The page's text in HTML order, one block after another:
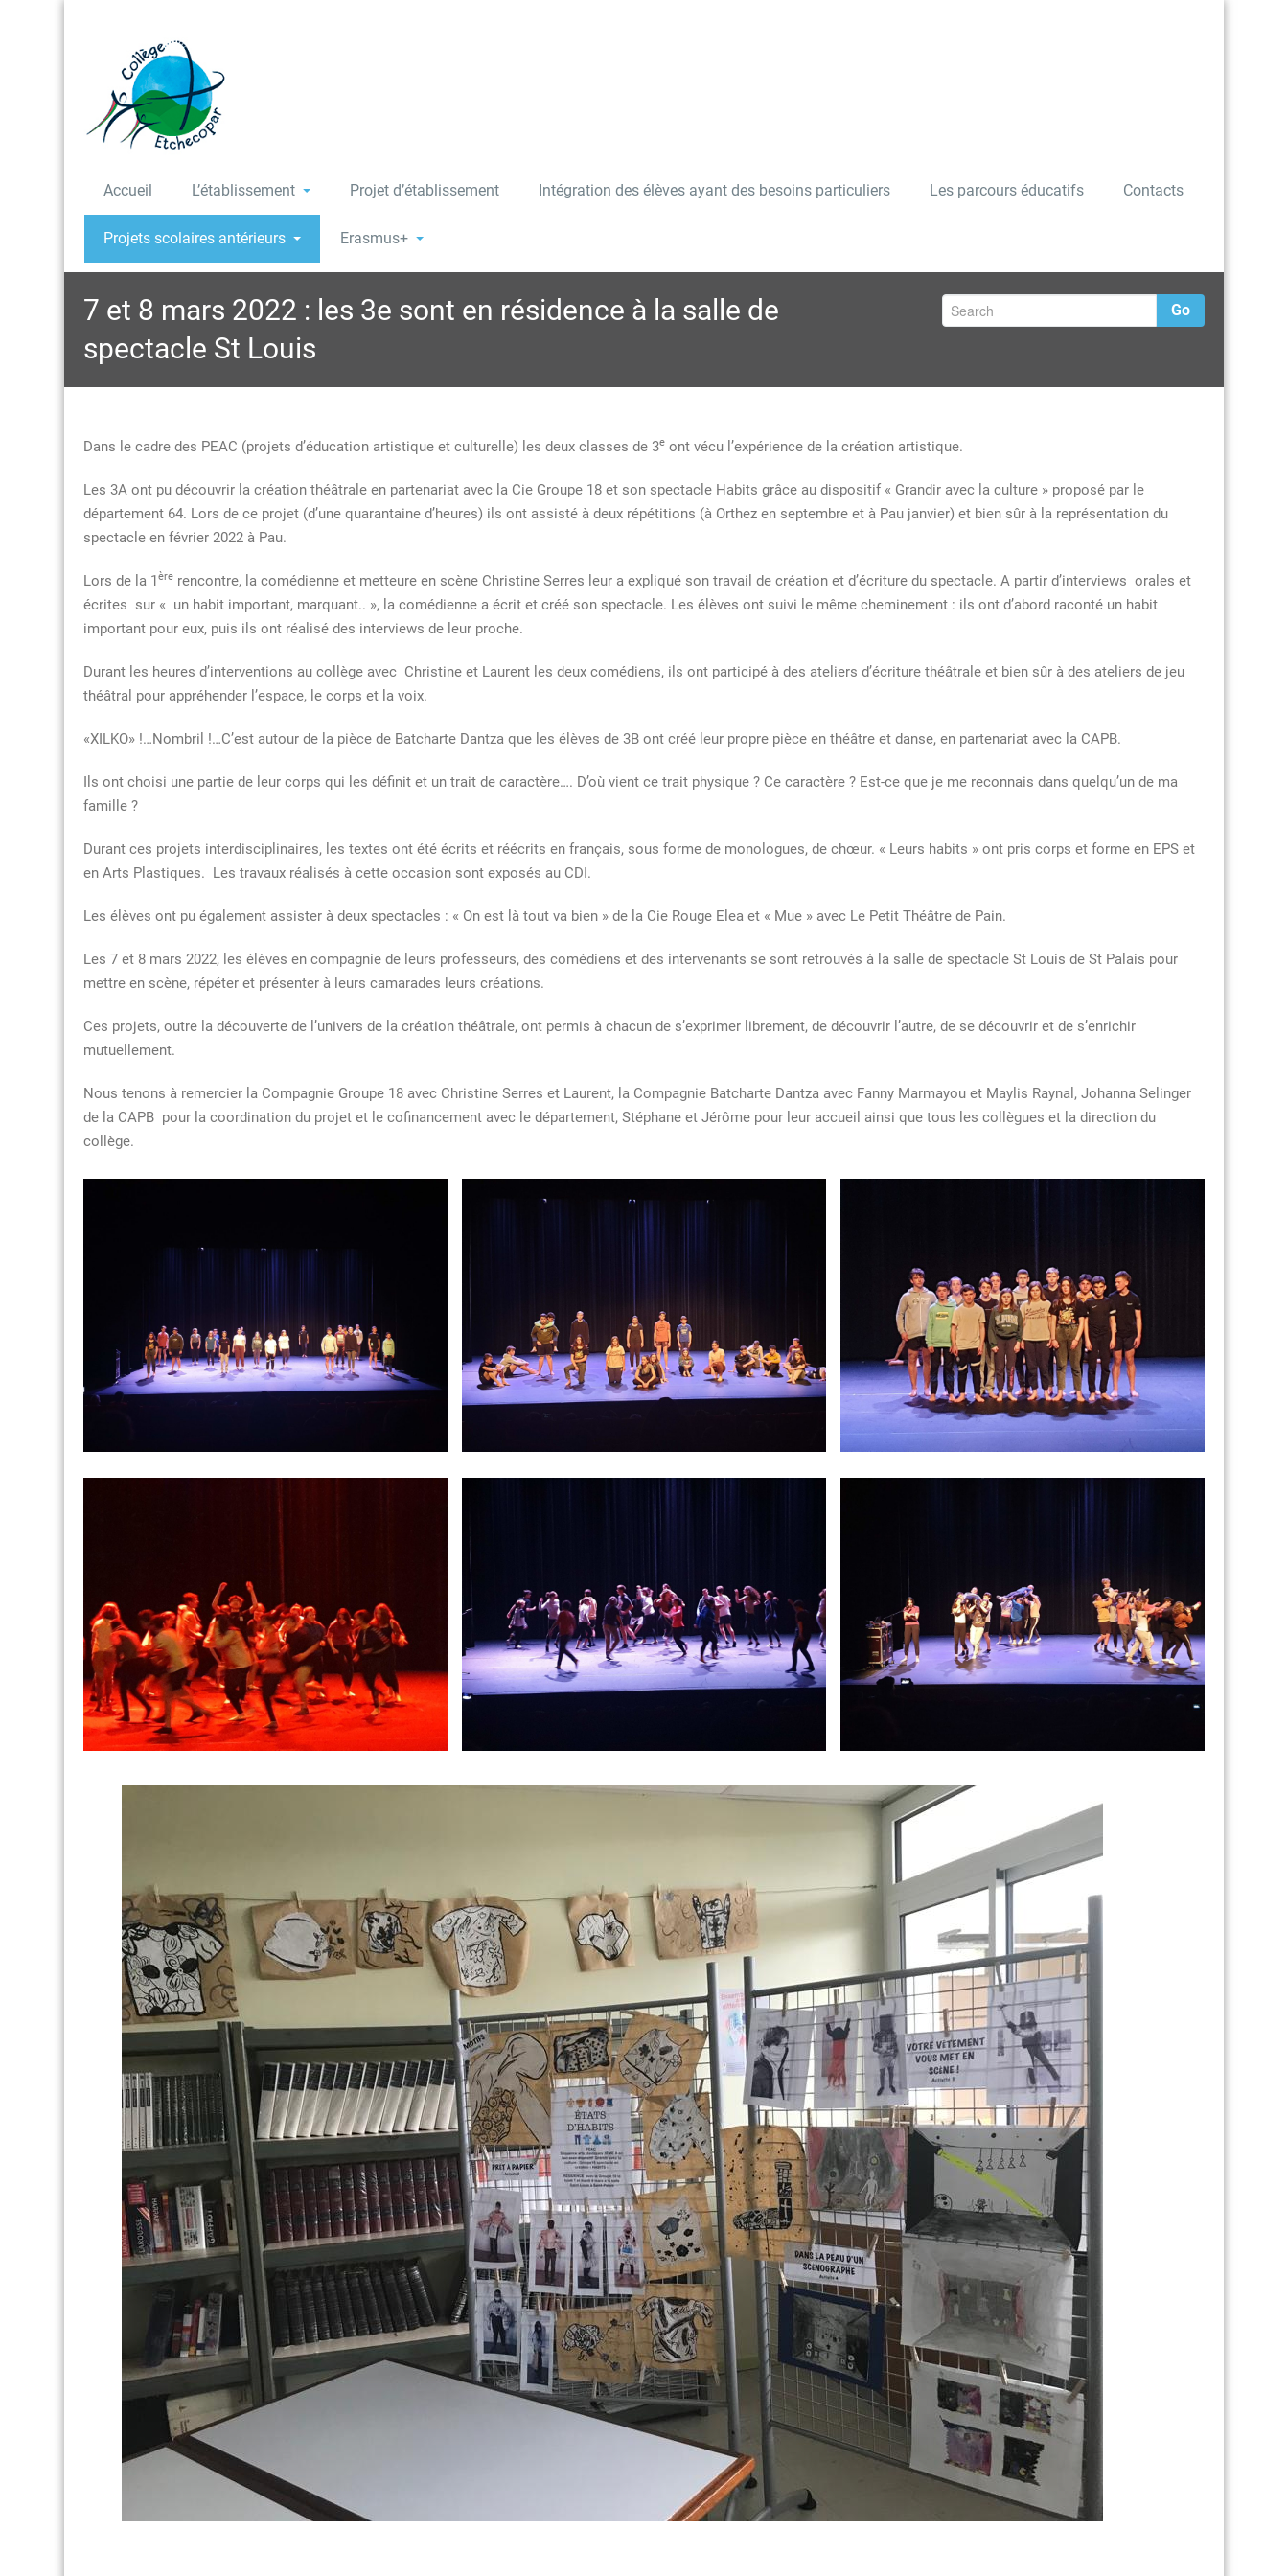
Accueil L’établissement Projet d’établissement Intégration des élèves ayant des besoins particuliers Les parcours éducatifs Contacts
Projets scolaires antérieurs Erasmus+
7 et 8 mars 2022 : les 3e sont en résidence à la salle de
spectacle St Louis
Go
Dans le cadre des PEAC (projets d’éducation artistique et culturelle) les deux classes de 3e ont vécu l’expérience de la création artistique.
Les 3A ont pu découvrir la création théâtrale en partenariat avec la Cie Groupe 18 et son spectacle Habits grâce au dispositif « Grandir avec la culture » proposé par le
département 64. Lors de ce projet (d’une quarantaine d’heures) ils ont assisté à deux répétitions (à Orthez en septembre et à Pau janvier) et bien sûr à la représentation du
spectacle en février 2022 à Pau.
Lors de la 1ère rencontre, la comédienne et metteure en scène Christine Serres leur a expliqué son travail de création et d’écriture du spectacle. A partir d’interviews orales et
écrites sur « un habit important, marquant.. », la comédienne a écrit et créé son spectacle. Les élèves ont suivi le même cheminement : ils ont d’abord raconté un habit
important pour eux, puis ils ont réalisé des interviews de leur proche.
Durant les heures d’interventions au collège avec Christine et Laurent les deux comédiens, ils ont participé à des ateliers d’écriture théâtrale et bien sûr à des ateliers de jeu
théâtral pour appréhender l’espace, le corps et la voix.
«XILKO» !…Nombril !…C’est autour de la pièce de Batcharte Dantza que les élèves de 3B ont créé leur propre pièce en théâtre et danse, en partenariat avec la CAPB.
Ils ont choisi une partie de leur corps qui les définit et un trait de caractère…. D’où vient ce trait physique ? Ce caractère ? Est-ce que je me reconnais dans quelqu’un de ma
famille ?
Durant ces projets interdisciplinaires, les textes ont été écrits et réécrits en français, sous forme de monologues, de chœur. « Leurs habits » ont pris corps et forme en EPS et
en Arts Plastiques. Les travaux réalisés à cette occasion sont exposés au CDI.
Les élèves ont pu également assister à deux spectacles : « On est là tout va bien » de la Cie Rouge Elea et « Mue » avec Le Petit Théâtre de Pain.
Les 7 et 8 mars 2022, les élèves en compagnie de leurs professeurs, des comédiens et des intervenants se sont retrouvés à la salle de spectacle St Louis de St Palais pour
mettre en scène, répéter et présenter à leurs camarades leurs créations.
Ces projets, outre la découverte de l’univers de la création théâtrale, ont permis à chacun de s’exprimer librement, de découvrir l’autre, de se découvrir et de s’enrichir
mutuellement.
Nous tenons à remercier la Compagnie Groupe 18 avec Christine Serres et Laurent, la Compagnie Batcharte Dantza avec Fanny Marmayou et Maylis Raynal, Johanna Selinger
de la CAPB pour la coordination du projet et le cofinancement avec le département, Stéphane et Jérôme pour leur accueil ainsi que tous les collègues et la direction du
collège.